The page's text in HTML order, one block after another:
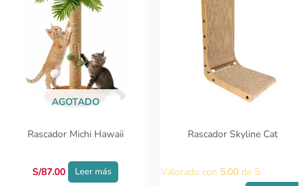
AGOTADO
Rascador Michi Hawaii
S/87.00 Leer más
Rascador Skyline Cat
Valorado con 5.00 de 5
opciones
se
en
página